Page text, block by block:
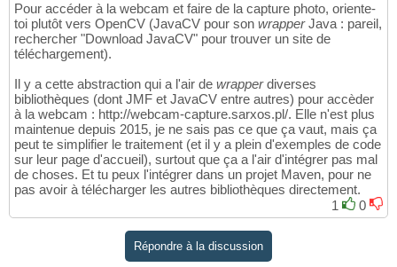
Pour accéder à la webcam et faire de la capture photo, oriente-
toi plutôt vers OpenCV (JavaCV pour son wrapperJava : pareil,
rechercher "Download JavaCV" pour trouver un site de
téléchargement).
Il y a cette abstraction qui a l'air de wrapperdiverses
bibliothèques (dont JMF et JavaCV entre autres) pour accèder
à la webcam : http://webcam-capture.sarxos.pl/. Elle n'est plus
maintenue depuis 2015, je ne sais pas ce que ça vaut, mais ça
peut te simplifier le traitement (et il y a plein d'exemples de code
sur leur page d'accueil), surtout que ça a l'air d'intégrer pas mal
de choses. Et tu peux l'intégrer dans un projet Maven, pour ne
pas avoir à télécharger les autres bibliothèques directement.
1
0
Répondre à la discussion